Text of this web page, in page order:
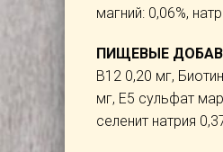
магний: 0,06%,
ПИЩЕВЫЕ
B12 0,20 мг,
мг, E5 сульфат
селенит натрия